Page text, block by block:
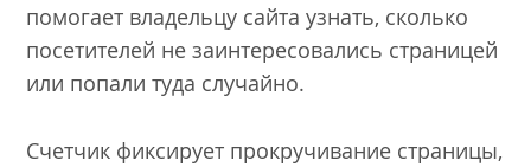
помогает владельцу сайта узнать, сколько
посетителей не заинтересовались страницей
или попали туда случайно.
Счетчик фиксирует прокручивание страницы,